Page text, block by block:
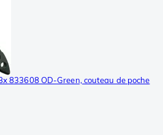
833608 OD-Green, couteau de poche